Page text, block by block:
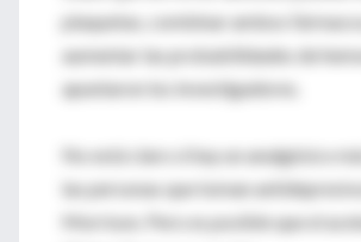
plaquetas, combinar ambos
aumentar las probabilidades de
apuntaron los investigadores.
No está claro si hay un analgésico
las personas que toman
Morrison. Pero es posible que el